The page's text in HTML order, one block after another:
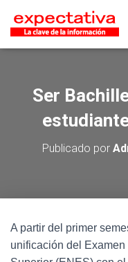
Ser
Publicado por
A partir del primer
unificación del